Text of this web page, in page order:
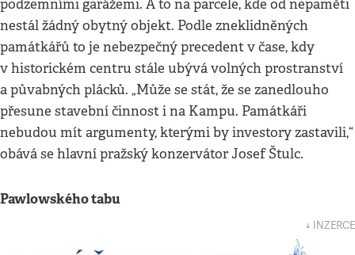
podzemními garážemi. A to na parcele, kde od nepaměti
nestál žádný obytný objekt. Podle zneklidněných
památkářů to je nebezpečný precedent v čase, kdy
v historickém centru stále ubývá volných prostranství
a půvabných plácků. „Může se stát, že se zanedlouho
přesune stavební činnost i na Kampu. Památkáři
nebudou mít argumenty, kterými by investory zastavili,“
obává se hlavní pražský konzervátor Josef Štulc.
Pawlowského tabu
↓ INZERCE